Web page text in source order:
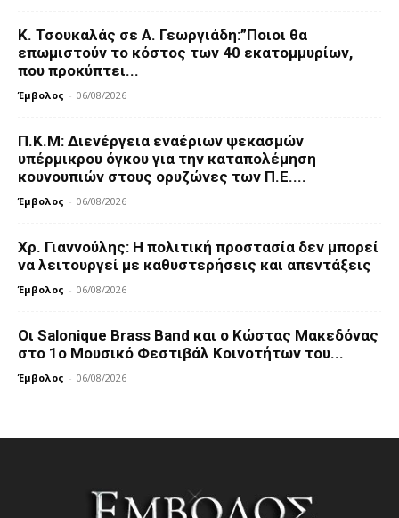
Κ. Τσουκαλάς σε Α. Γεωργιάδη:”Ποιοι θα
επωμιστούν το κόστος των 40 εκατομμυρίων,
που προκύπτει...
Έμβολος - 06/08/2026
Π.Κ.Μ: Διενέργεια εναέριων ψεκασμών
υπέρμικρου όγκου για την καταπολέμηση
κουνουπιών στους ορυζώνες των Π.Ε....
Έμβολος - 06/08/2026
Χρ. Γιαννούλης: Η πολιτική προστασία δεν μπορεί
να λειτουργεί με καθυστερήσεις και απεντάξεις
Έμβολος - 06/08/2026
Οι Salonique Brass Band και ο Κώστας Μακεδόνας
στο 1ο Μουσικό Φεστιβάλ Κοινοτήτων του...
Έμβολος - 06/08/2026